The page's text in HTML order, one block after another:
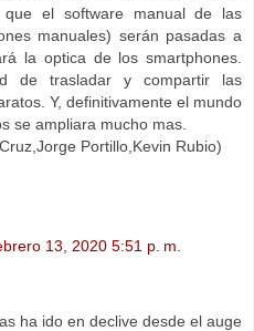
que el software manual de las
manuales) serán pasadas a
la optica de los smartphones.
de trasladar y compartir las
Y, definitivamente el mundo
se ampliara mucho mas.
Portillo,Kevin Rubio)
13, 2020 5:51 p. m.
ha ido en declive desde el auge